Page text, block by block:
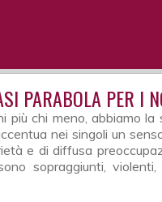
PARABOLA PER I
più chi meno, abbiamo
nei singoli un
e di diffusa
sopraggiunti,